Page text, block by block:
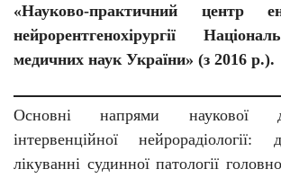
«Науково-практичний центр
нейрорентгенохірургії
медичних наук України» (з 2016 р.).
Основні напрями наукової
інтервенційної
лікуванні судинної патології